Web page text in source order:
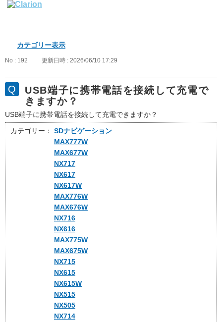
カテゴリー表示
No : 192 更新日時 : 2026/06/10 17:29
USB端子に携帯電話を接続して充電で
きますか？
USB端子に携帯電話を接続して充電できますか？
カテゴリー：
SDナビゲーション
MAX777W
MAX677W
NX717
NX617
NX617W
MAX776W
MAX676W
NX716
NX616
MAX775W
MAX675W
NX715
NX615
NX615W
NX515
NX505
NX714